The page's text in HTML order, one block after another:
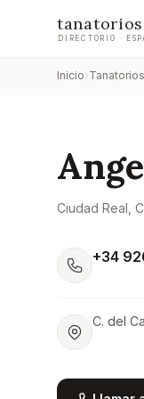
tanatorios
DIRECTORIO ·
Inicio›Tanatorios
Ciudad Real ,
+34
C. del